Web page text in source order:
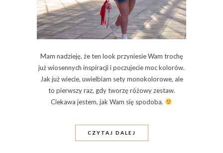
Mam nadzieję, że ten look przyniesie Wam trochę
już wiosennych inspiracji i poczujecie moc kolorów.
Jak już wiecie, uwielbiam sety monokolorowe, ale
to pierwszy raz, gdy tworzę różowy zestaw.
Ciekawa jestem, jak Wam się spodoba.
CZYTAJ DALEJ